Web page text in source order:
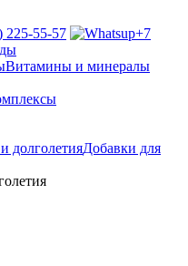
225-55-57
+7
Витамины и минералы
Добавки для